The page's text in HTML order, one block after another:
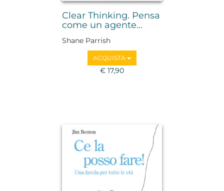
Clear Thinking. Pensa
come un agente...
Shane Parrish
ACQUISTA
€ 17,90